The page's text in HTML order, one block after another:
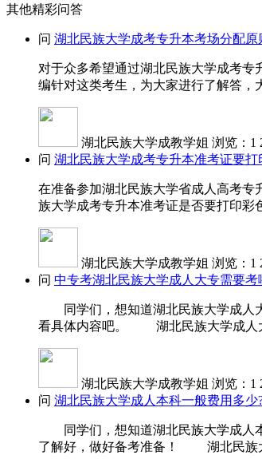
其他精彩问答
问 湖北民族大学成考专升本考场分配原
对于众多希望通过湖北民族大学成考
编针对这类考生，为大家进行了解答，
湖北民族大学成教学姐 浏览：1
问 湖北民族大学成考专升本准考证要
在准备参加湖北民族大学省成人高考专
族大学成考专升本准考证是否要打印彩
湖北民族大学成教学姐 浏览：1
问 中专考湖北民族大学成人大专需要
同学们，想知道湖北民族大学成人大
看具体内容吧。 湖北民族大学成人
湖北民族大学成教学姐 浏览：1
问 湖北民族大学成人本科一般费用多少
同学们，想知道湖北民族大学成人本
了解好，做好备考准备！ 湖北民族